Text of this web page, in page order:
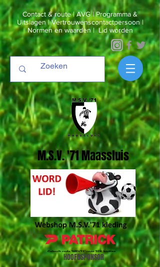
Contact & route|AVG|Programma &
Uitslagen|Vertrouwenscontactpersoon|
Normen en waarden|Lid worden
M.S.V. '71 Maassluis
HOOFDSPONSOR